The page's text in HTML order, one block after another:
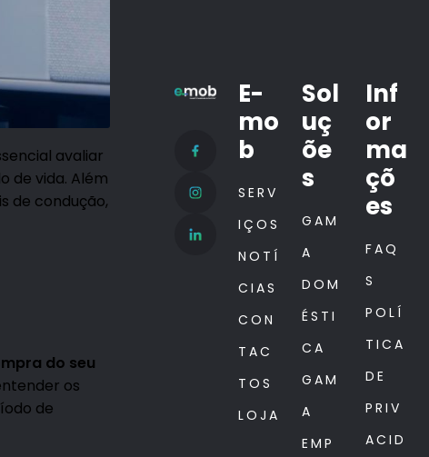
avaliar
de vida. Além
de condução,
do seu
os
de
E-
mo
b
SERV
IÇOS
NOTÍ
CIAS
CON
TAC
TOS
LOJA
Sol
uç
õe
s
GAM
A
DOM
ÉSTI
CA
GAM
A
EMP
Inf
or
ma
çõ
es
FAQ
S
POLÍ
TICA
DE
PRIV
ACID